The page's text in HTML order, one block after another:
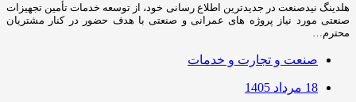
هلدینگ نیدصنعت در جدیدترین اطلاع رسانی خود، از توسعه خدمات تأمین تجهیزات
صنعتی مورد نیاز پروژه های عمرانی و صنعتی با هدف حضور در کنار مشتریان
محترم…
صنعت و تجارت و خدمات
18 مرداد 1405